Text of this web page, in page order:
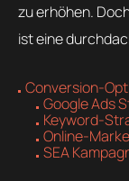
zu erhöhen.
ist eine
Conversion-
Google Ads
Keyword-
Online-
SEA